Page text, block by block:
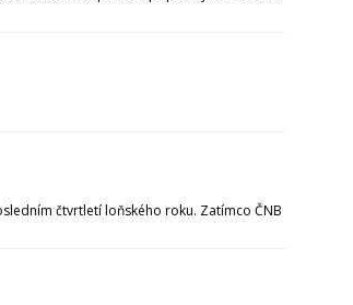
čtvrtletí loňského roku. Zatímco ČNB